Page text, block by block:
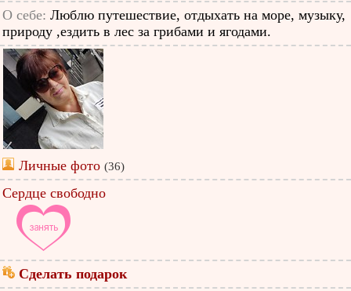
О себе: Люблю путешествие, отдыхать на море, музыку,
природу ,ездить в лес за грибами и ягодами.
Личные фото (36)
Сердце свободно
Сделать подарок